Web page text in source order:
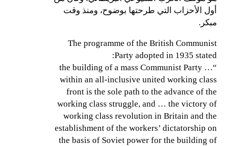
أول الأحزاب التي طرحتها بوضوح، ومنذ وقت
مبكر.
The programme of the British Communist
Party adopted in 1935 stated:
“… the building of a mass Communist Party
within an all-inclusive united working class
front is the sole path to the advance of the
working class struggle, and … the victory of
working class revolution in Britain and the
establishment of the workers’ dictatorship on
the basis of Soviet power for the building of